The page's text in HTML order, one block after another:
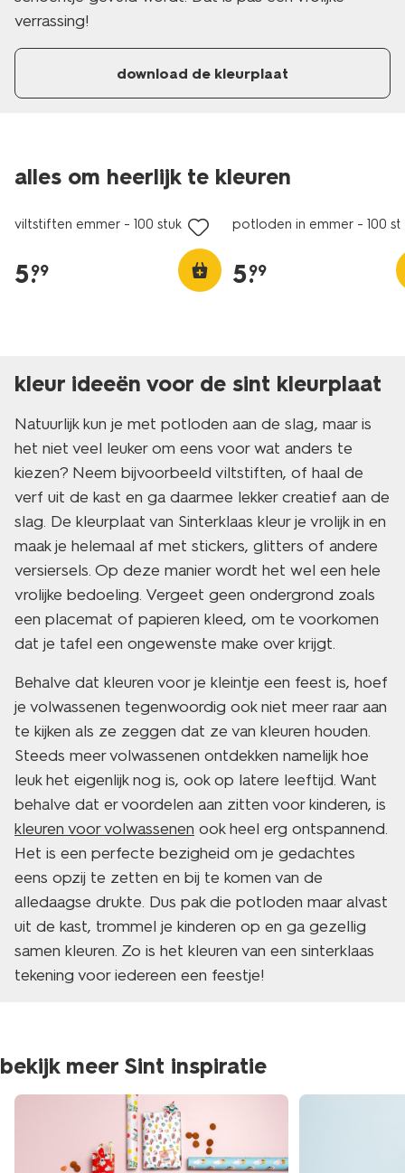
verrassing!
download de kleurplaat
alles om heerlijk te kleuren
vegan
viltstiften emmer - 100 stuks
5.
99
vegan
potloden in emmer - 100
5.
99
kleur ideeën voor de sint kleurplaat
Natuurlijk kun je met potloden aan de slag, maar is
het niet veel leuker om eens voor wat anders te
kiezen? Neem bijvoorbeeld viltstiften, of haal de
verf uit de kast en ga daarmee lekker creatief aan de
slag. De kleurplaat van Sinterklaas kleur je vrolijk in en
maak je helemaal af met stickers, glitters of andere
versiersels. Op deze manier wordt het wel een hele
vrolijke bedoeling. Vergeet geen ondergrond zoals
een placemat of papieren kleed, om te voorkomen
dat je tafel een ongewenste make over krijgt.
Behalve dat kleuren voor je kleintje een feest is, hoef
je volwassenen tegenwoordig ook niet meer raar aan
te kijken als ze zeggen dat ze van kleuren houden.
Steeds meer volwassenen ontdekken namelijk hoe
leuk het eigenlijk nog is, ook op latere leeftijd. Want
behalve dat er voordelen aan zitten voor kinderen, is
kleuren voor volwassenen ook heel erg ontspannend.
Het is een perfecte bezigheid om je gedachtes
eens opzij te zetten en bij te komen van de
alledaagse drukte. Dus pak die potloden maar alvast
uit de kast, trommel je kinderen op en ga gezellig
samen kleuren. Zo is het kleuren van een sinterklaas
tekening voor iedereen een feestje!
bekijk meer Sint inspiratie